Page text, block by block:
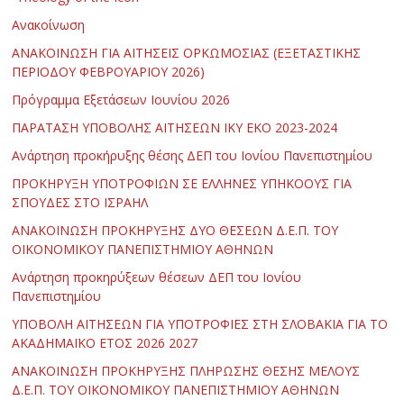
Ανακοίνωση
ΑΝΑΚΟΙΝΩΣΗ ΓΙΑ ΑΙΤΗΣΕΙΣ ΟΡΚΩΜΟΣΙΑΣ (ΕΞΕΤΑΣΤΙΚΗΣ
ΠΕΡΙΟΔΟΥ ΦΕΒΡΟΥΑΡΙΟΥ 2026)
Πρόγραμμα Εξετάσεων Ιουνίου 2026
ΠΑΡΑΤΑΣΗ ΥΠΟΒΟΛΗΣ ΑΙΤΗΣΕΩΝ ΙΚΥ ΕΚΟ 2023-2024
Ανάρτηση προκήρυξης θέσης ΔΕΠ του Ιονίου Πανεπιστημίου
ΠΡΟΚΗΡΥΞΗ ΥΠΟΤΡΟΦΙΩΝ ΣΕ ΕΛΛΗΝΕΣ ΥΠΗΚΟΟΥΣ ΓΙΑ
ΣΠΟΥΔΕΣ ΣΤΟ ΙΣΡΑΗΛ
ΑΝΑΚΟΙΝΩΣΗ ΠΡΟΚΗΡΥΞΗΣ ΔΥΟ ΘΕΣΕΩΝ Δ.Ε.Π. ΤΟΥ
ΟΙΚΟΝΟΜΙΚΟΥ ΠΑΝΕΠΙΣΤΗΜΙΟΥ ΑΘΗΝΩΝ
Ανάρτηση προκηρύξεων θέσεων ΔΕΠ του Ιονίου
Πανεπιστημίου
ΥΠΟΒΟΛΗ ΑΙΤΗΣΕΩΝ ΓΙΑ ΥΠΟΤΡΟΦΙΕΣ ΣΤΗ ΣΛΟΒΑΚΙΑ ΓΙΑ ΤΟ
ΑΚΑΔΗΜΑΪΚΟ ΕΤΟΣ 2026 2027
ΑΝΑΚΟΙΝΩΣΗ ΠΡΟΚΗΡΥΞΗΣ ΠΛΗΡΩΣΗΣ ΘΕΣΗΣ ΜΕΛΟΥΣ
Δ.Ε.Π. ΤΟΥ ΟΙΚΟΝΟΜΙΚΟΥ ΠΑΝΕΠΙΣΤΗΜΙΟΥ ΑΘΗΝΩΝ